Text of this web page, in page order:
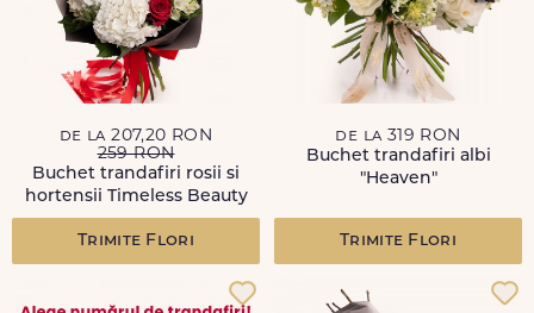
de la 207,20 RON
259 RON
Buchet trandafiri rosii si
hortensii Timeless Beauty
Trimite Flori
de la 319 RON
Buchet trandafiri albi
"Heaven"
Trimite Flori